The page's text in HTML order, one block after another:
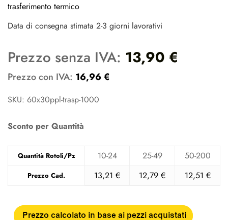
trasferimento termico
Data di consegna stimata 2-3 giorni lavorativi
Prezzo con IVA: 16,96€
Prezzo senza IVA: 13,90 €
SKU: 60x30ppl-trasp-1000
Sconto per Quantità
Quantità Rotoli/Pz 10-24 25-49 50-200
Prezzo Cad. 13,21 € 12,79 € 12,51 €